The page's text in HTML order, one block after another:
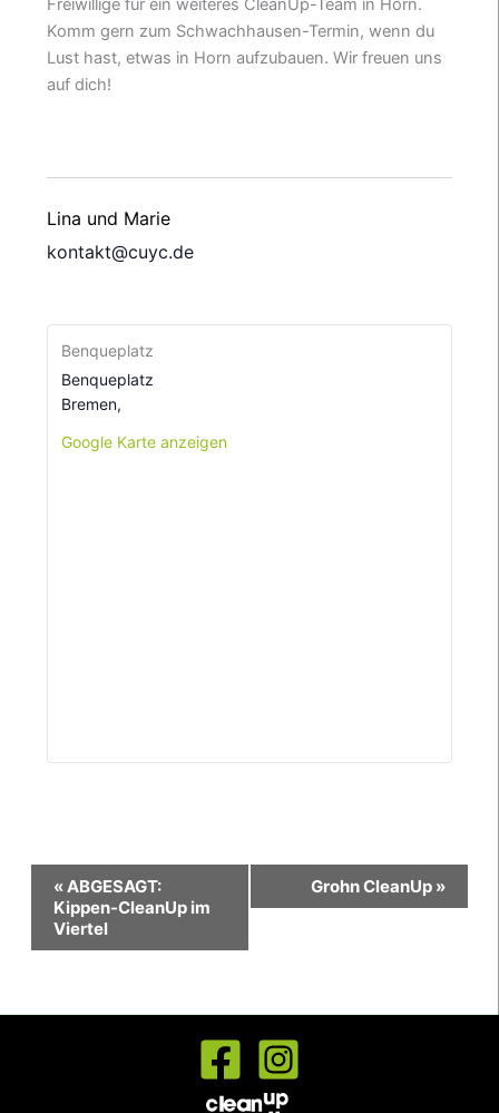
Freiwillige für ein weiteres CleanUp-Team in Horn.
Komm gern zum Schwachhausen-Termin, wenn du
Lust hast, etwas in Horn aufzubauen. Wir freuen uns
auf dich!
Lina und Marie
kontakt@cuyc.de
Benqueplatz
Benqueplatz
Bremen,
Google Karte anzeigen
Veranstaltung-
Navigation
«ABGESAGT:
Kippen-CleanUp im
Viertel
Grohn CleanUp »